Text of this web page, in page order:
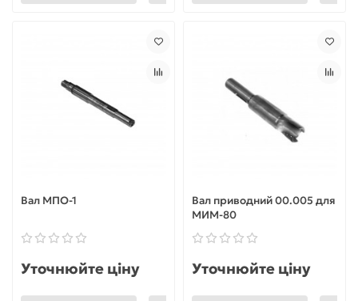
Вал МПО-1
Уточнюйте ціну
Вал приводний 00.005 для
МИМ-80
Уточнюйте ціну